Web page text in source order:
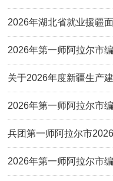
检人员名单及相关事宜
2026年湖北省就业援疆
一师高校毕业生专项公
2026年第一师阿拉尔市
及线下面试相关事宜的
关于2026年度新疆生产
向社会招募“三支一扶”
项的 通知
2026年第一师阿拉尔市
兵团第一师阿拉尔市
聘工作人员拟聘用人员
2026年第一师阿拉尔市